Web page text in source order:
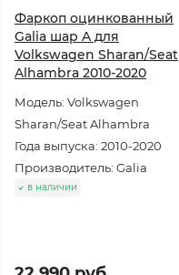
Фаркоп оцинкованный
Galia шар A для
Volkswagen Sharan/Seat
Alhambra 2010-2020
Модель: Volkswagen
Sharan/Seat Alhambra
Года выпуска: 2010-2020
Производитель: Galia
в наличии